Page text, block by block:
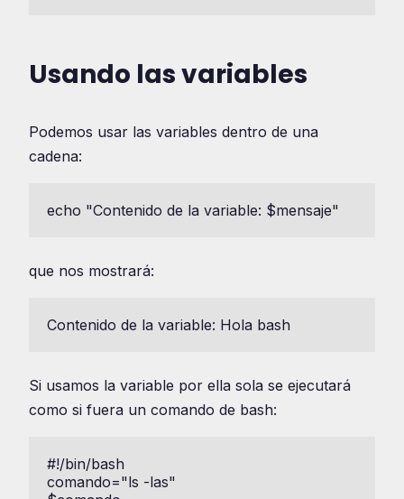
Usando las variables
Podemos usar las variables dentro de una
cadena:
echo "Contenido de la variable: $mensaje"
que nos mostrará:
Contenido de la variable: Hola bash
Si usamos la variable por ella sola se ejecutará
como si fuera un comando de bash:
#!/bin/bash
comando="ls -las"